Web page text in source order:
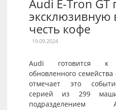
Audi E-Tron GT
эксклюзивную
честь кофе
19.09.2024
Audi готовится к
обновленного
отмечает это
серией из 299
подразделением